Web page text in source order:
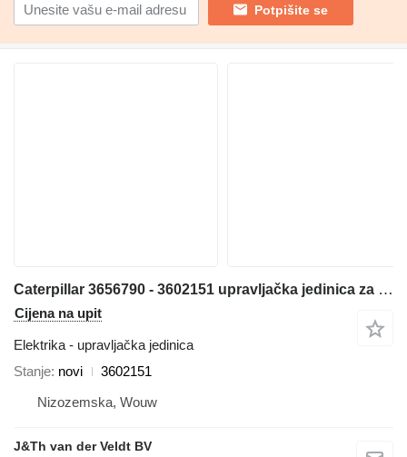
Potpišite se
Caterpillar 3656790 - 3602151 upravljačka jedinica za Caterpillar C13 C9.3 PL83 C4.4 C6.6 PL87 980M 982M M320F M322F M313D M323F M314F M315D N315F M316D M316F M317F M318D M320D2 MG3022 MH3024 MH3026 M324D2 M315D2 M317D2 14 16 18 140 150 160 323 798 12M3 14M3 16M3 18M3 525D 535D 555D 785D 789D 793F 797F 631G 613G 627G 637G 972L 966L 950M 962M 972M 966M 794AC 796AC 140M3 160M3 12M3AWD 140M3AWD 160M3AWD građevinske mašine
Cijena na upit
Elektrika - upravljačka jedinica
Stanje novi
3602151
Nizozemska, Wouw
J&Th van der Veldt BV